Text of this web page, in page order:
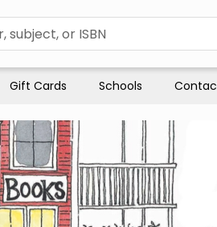
Gift Cards Schools